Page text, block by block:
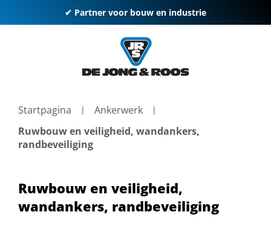
✔ Partner voor bouw en industrie
Startpagina
Ankerwerk
Ruwbouw en veiligheid, wandankers,
randbeveiliging
Ruwbouw en veiligheid,
wandankers, randbeveiliging